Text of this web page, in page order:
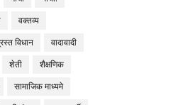
वक्तव्य
विधान
वादावादी
शेती
शैक्षणिक
सामाजिक माध्यमे